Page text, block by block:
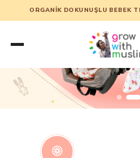
ORGANIK DOKUNUŞLU BEBEK